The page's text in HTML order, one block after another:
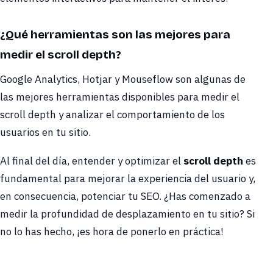
¿Qué herramientas son las mejores para
medir el scroll depth?
Google Analytics, Hotjar y Mouseflow son algunas de
las mejores herramientas disponibles para medir el
scroll depth y analizar el comportamiento de los
usuarios en tu sitio.
Al final del día, entender y optimizar el scroll depth es
fundamental para mejorar la experiencia del usuario y,
en consecuencia, potenciar tu SEO. ¿Has comenzado a
medir la profundidad de desplazamiento en tu sitio? Si
no lo has hecho, ¡es hora de ponerlo en práctica!